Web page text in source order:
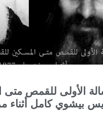
الأولى للقمص
بيشوي كامل أثناء